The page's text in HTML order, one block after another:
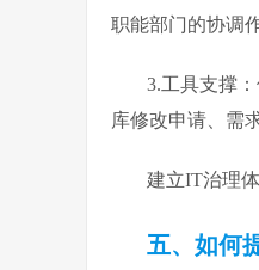
职能部门的协调
3.工具支撑
库修改申请、需
建立IT治理
五、如何